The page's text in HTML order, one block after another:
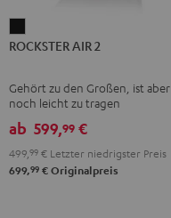
AIR
Schwarz
ROCKSTER AIR 2
Gehört zu den Großen, ist aber
noch leicht zu tragen
ab 599,99 €
499, 99 € Letzter niedrigster Preis
699,99 € Originalpreis